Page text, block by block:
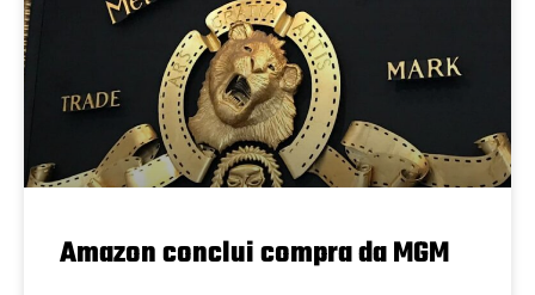
Amazon conclui compra da MGM